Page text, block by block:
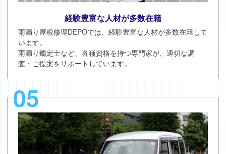
経験豊富な人材が多数在籍
雨漏り屋根修理DEPOでは、経験豊富な人材が多数在籍して
います。
雨漏り鑑定士など、各種資格を持つ専門家が、適切な調
査・ご提案をサポートしています。
05